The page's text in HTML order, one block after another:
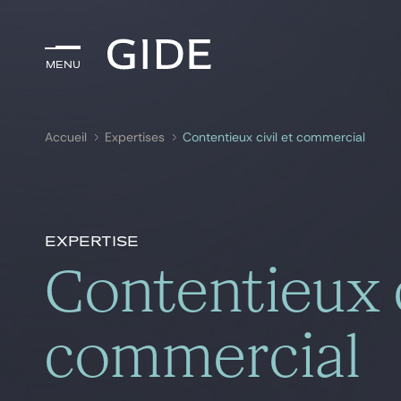
Menu
Menu
Accueil Expertises Contentieux civil et commercial
Expertise
Contentieux
commercial